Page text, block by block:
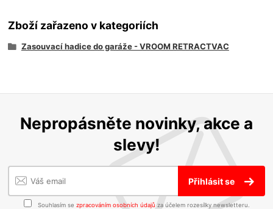
Zboží zařazeno v kategoriích
Zasouvací hadice do garáže - VROOM RETRACTVAC
Nepropásněte novinky, akce a
slevy!
Přihlásit se
Souhlasím se zpracováním osobních údajů za účelem rozesílky newsletteru.